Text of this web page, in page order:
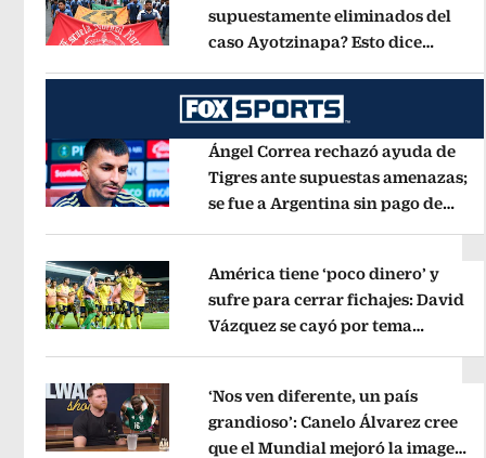
supuestamente eliminados del
caso Ayotzinapa? Esto dice
Ángel Correa rechazó ayuda de
Tigres ante supuestas amenazas;
se fue a Argentina sin pago de
América tiene ‘poco dinero’ y
sufre para cerrar fichajes: David
Vázquez se cayó por tema
‘Nos ven diferente, un país
grandioso’: Canelo Álvarez cree
que el Mundial mejoró la imagen